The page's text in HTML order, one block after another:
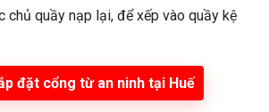
quầy nạp lại, để xếp vào quầy kệ
đặt cổng từ an ninh tại Huế